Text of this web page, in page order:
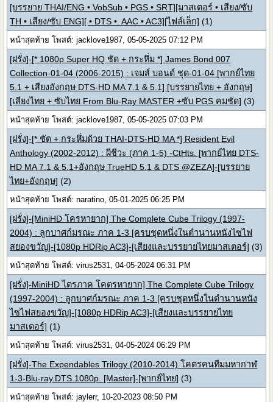
[บรรยาย THAI/ENG • VobSub • PGS • SRT][มาสเตอร์ • เสียง/ซับ
TH • เสียง/ซับ ENG][ • DTS •. AAC • AC3][ไฟล์เล็ก] (1)
หน้าสุดท้าย โพสต์: jacklove1987, 05-05-2025 07:12 PM
[ฝรั่ง]-[* 1080p Super HQ ชัด + กระหึ่ม *] James Bond 007
Collection-01-04 (2006-2015) : เจมส์ บอนด์ ชุด-01-04 [พากย์ไทย
5.1 + เสียงอังกฤษ DTS-HD MA 7.1 & 5.1] [บรรยายไทย + อังกฤษ]
[เสียงไทย + ซับไทย From Blu-Ray MASTER +ซับ PGS คมชัด] (3)
หน้าสุดท้าย โพสต์: jacklove1987, 05-05-2025 07:03 PM
[ฝรั่ง]-[* ชัด + กระหึ่มด้วย THAI-DTS-HD MA *] Resident Evil
Anthology (2002-2012) : ผีชีวะ (ภาค 1-5) -CtHts. [พากย์ไทย DTS-
HD MA 7.1 & 5.1+อังกฤษ TrueHD 5.1 & DTS @ZEZA]-[บรรยาย
ไทย+อังกฤษ] (2)
หน้าสุดท้าย โพสต์: naratino, 05-01-2025 06:25 PM
[ฝรั่ง]-[MiniHD โครหายาก] The Complete Cube Trilogy (1997-
2004) : ลูกบาศก์มรณะ ภาค 1-3 [ครบชุดหนึ่งในตำนานหนังไซไฟ
สยองขวัญ]-[1080p HDRip AC3]-[เสียงและบรรยายไทยมาสเตอร์] (3)
หน้าสุดท้าย โพสต์: virus2531, 04-05-2024 06:31 PM
[ฝรั่ง]-MiniHD ไตรภาค โคตรหายาก] The Complete Cube Trilogy
(1997-2004) : ลูกบาศก์มรณะ ภาค 1-3 [ครบชุดหนึ่งในตำนานหนัง
ไซไฟสยองขวัญ]-[1080p HDRip AC3]-[เสียงและบรรยายไทย
มาสเตอร์] (1)
หน้าสุดท้าย โพสต์: virus2531, 04-05-2024 06:29 PM
[ฝรั่ง]-The Expendables Trilogy (2010-2014) โคตรคนทีมมหากาฬ
1-3-Blu-ray.DTS.1080p. [Master]-[พากย์ไทย] (3)
หน้าสุดท้าย โพสต์: jaylerr, 10-20-2023 08:50 PM